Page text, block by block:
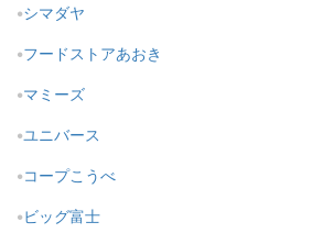
シマダヤ
フードストアあおき
マミーズ
ユニバース
コープこうべ
ビッグ富士